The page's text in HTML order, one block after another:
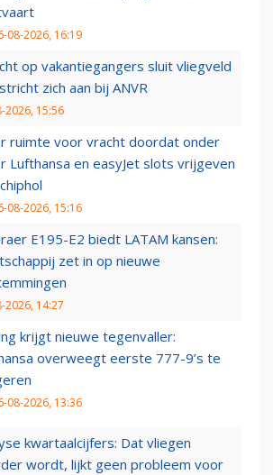
08-2026, 16:19
op vakantiegangers sluit vliegveld
zich aan bij ANVR
2026, 15:56
ruimte voor vracht doordat onder
Lufthansa en easyJet slots vrijgeven
08-2026, 15:16
E195-E2 biedt LATAM kansen:
zet in op nieuwe
2026, 14:27
krijgt nieuwe tegenvaller:
overweegt eerste 777-9’s te
08-2026, 13:36
kwartaalcijfers: Dat vliegen
wordt, lijkt geen probleem voor